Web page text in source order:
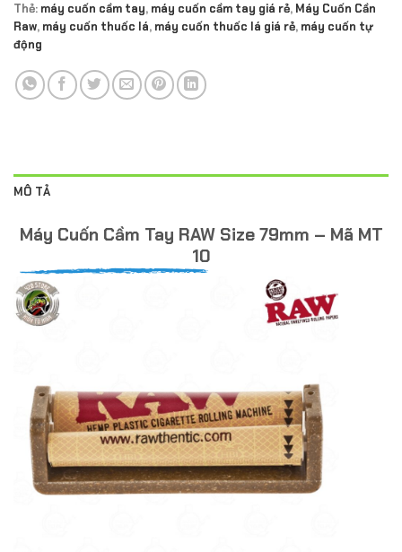
Thẻ: máy cuốn cầm tay, máy cuốn cầm tay giá rẻ, Máy Cuốn Cần
Raw, máy cuốn thuốc lá, máy cuốn thuốc lá giá rẻ, máy cuốn tự
động
MÔ TẢ
Máy Cuốn Cầm Tay RAW Size 79mm – Mã MT
10